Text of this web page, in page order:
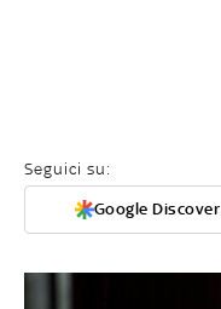
Seguici su:
Google Discover